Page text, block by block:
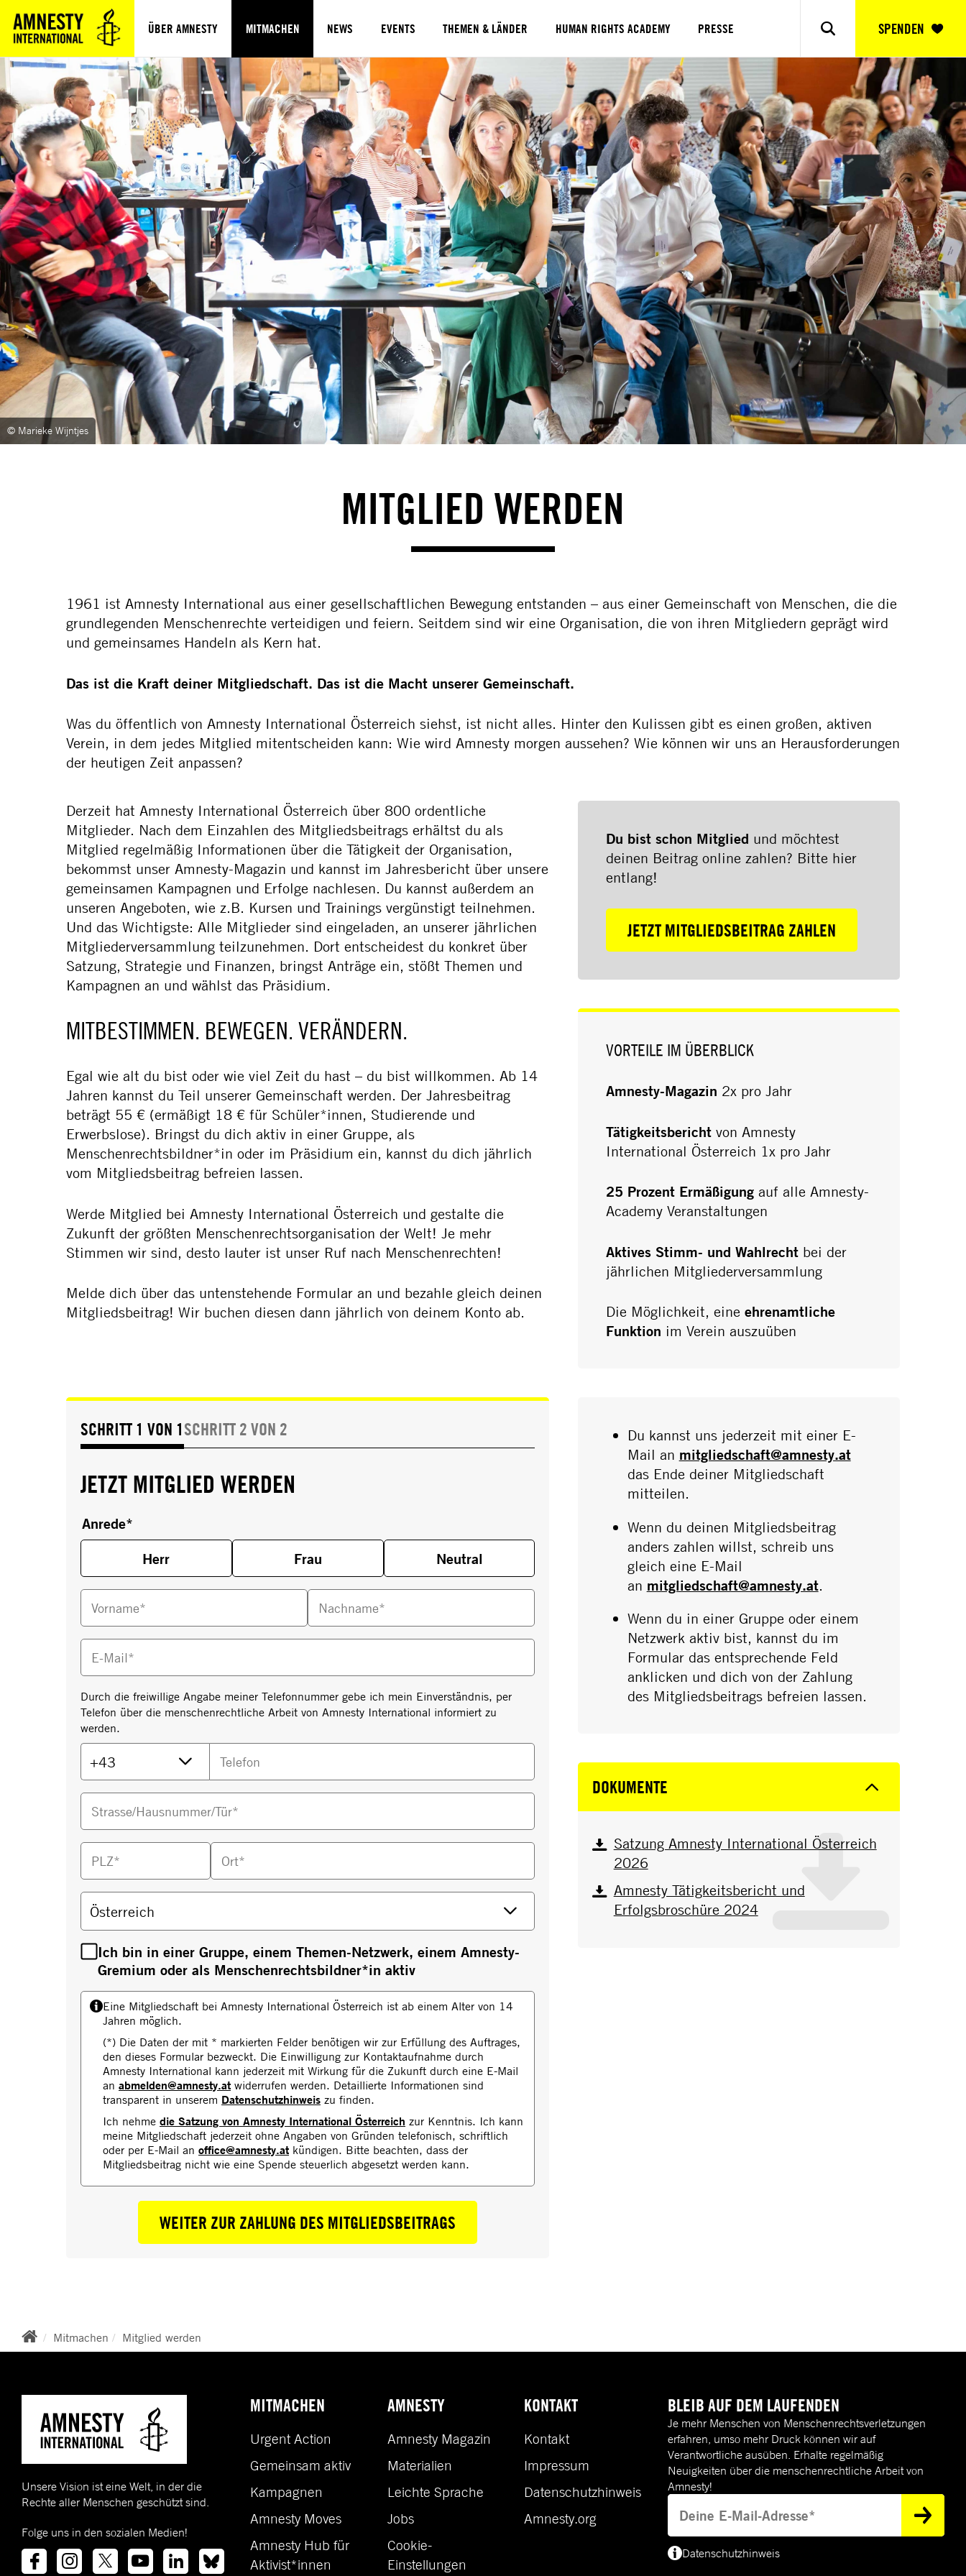
ÜBER AMNESTY MITMACHEN NEWS EVENTS THEMEN & LÄNDER HUMAN RIGHTS ACADEMY PRESSE SPENDEN
© Marieke Wijntjes
MITGLIED WERDEN
1961 ist Amnesty International aus einer gesellschaftlichen Bewegung entstanden – aus einer Gemeinschaft von Menschen, die die
grundlegenden Menschenrechte verteidigen und feiern. Seitdem sind wir eine Organisation, die von ihren Mitgliedern geprägt wird
und gemeinsames Handeln als Kern hat.
Das ist die Kraft deiner Mitgliedschaft. Das ist die Macht unserer Gemeinschaft.
Was du öffentlich von Amnesty International Österreich siehst, ist nicht alles. Hinter den Kulissen gibt es einen großen, aktiven
Verein, in dem jedes Mitglied mitentscheiden kann: Wie wird Amnesty morgen aussehen? Wie können wir uns an Herausforderungen
der heutigen Zeit anpassen?
Derzeit hat Amnesty International Österreich über 800 ordentliche
Mitglieder. Nach dem Einzahlen des Mitgliedsbeitrags erhältst du als
Mitglied regelmäßig Informationen über die Tätigkeit der Organisation,
bekommst unser Amnesty-Magazin und kannst im Jahresbericht über unsere
gemeinsamen Kampagnen und Erfolge nachlesen. Du kannst außerdem an
unseren Angeboten, wie z.B. Kursen und Trainings vergünstigt teilnehmen.
Und das Wichtigste: Alle Mitglieder sind eingeladen, an unserer jährlichen
Mitgliederversammlung teilzunehmen. Dort entscheidest du konkret über
Satzung, Strategie und Finanzen, bringst Anträge ein, stößt Themen und
Kampagnen an und wählst das Präsidium.
MITBESTIMMEN. BEWEGEN. VERÄNDERN.
Egal wie alt du bist oder wie viel Zeit du hast – du bist willkommen. Ab 14
Jahren kannst du Teil unserer Gemeinschaft werden. Der Jahresbeitrag
beträgt 55 € (ermäßigt 18 € für Schüler*innen, Studierende und
Erwerbslose). Bringst du dich aktiv in einer Gruppe, als
Menschenrechtsbildner*in oder im Präsidium ein, kannst du dich jährlich
vom Mitgliedsbeitrag befreien lassen.
Werde Mitglied bei Amnesty International Österreich und gestalte die
Zukunft der größten Menschenrechtsorganisation der Welt! Je mehr
Stimmen wir sind, desto lauter ist unser Ruf nach Menschenrechten!
Melde dich über das untenstehende Formular an und bezahle gleich deinen
Mitgliedsbeitrag! Wir buchen diesen dann jährlich von deinem Konto ab.
Du bist schon Mitglied und möchtest
deinen Beitrag online zahlen? Bitte hier
entlang!
JETZT MITGLIEDSBEITRAG ZAHLEN
VORTEILE IM ÜBERBLICK
Amnesty-Magazin 2x pro Jahr
Tätigkeitsberichtvon Amnesty
International Österreich 1x pro Jahr
25 Prozent Ermäßigungauf alle Amnesty-
Academy Veranstaltungen
Aktives Stimm- und Wahlrechtbei der
jährlichen Mitgliederversammlung
Die Möglichkeit, eine ehrenamtliche
Funktion im Verein auszuüben
SCHRITT 1 VON 1SCHRITT 2 VON 2
JETZT MITGLIED WERDEN
Anrede*
Herr
Frau Neutral
Vorname* Nachname*
E-Mail*
Durch die freiwillige Angabe meiner Telefonnummer gebe ich mein Einverständnis, per
Telefon über die menschenrechtliche Arbeit von Amnesty International informiert zu
werden.
Telefon
Strasse/Hausnummer/Tür*
PLZ* Ort*
Ich bin in einer Gruppe, einem Themen-Netzwerk, einem Amnesty-
Gremium oder als Menschenrechtsbildner*in aktiv
Eine Mitgliedschaft bei Amnesty International Österreich ist ab einem Alter von 14
Jahren möglich.
(*) Die Daten der mit * markierten Felder benötigen wir zur Erfüllung des Auftrages,
den dieses Formular bezweckt. Die Einwilligung zur Kontaktaufnahme durch
Amnesty International kann jederzeit mit Wirkung für die Zukunft durch eine E-Mail
an abmelden@amnesty.at widerrufen werden. Detaillierte Informationen sind
transparent in unserem Datenschutzhinweis zu finden.
Ich nehme die Satzung von Amnesty International Österreich zur Kenntnis. Ich kann
meine Mitgliedschaft jederzeit ohne Angaben von Gründen telefonisch, schriftlich
oder per E-Mail an office@amnesty.at kündigen. Bitte beachten, dass der
Mitgliedsbeitrag nicht wie eine Spende steuerlich abgesetzt werden kann.
WEITER ZUR ZAHLUNG DES MITGLIEDSBEITRAGS
Du kannst uns jederzeit mit einer E-
Mail an mitgliedschaft@amnesty.at
das Ende deiner Mitgliedschaft
mitteilen.
Wenn du deinen Mitgliedsbeitrag
anders zahlen willst, schreib uns
gleich eine E-Mail
an mitgliedschaft@amnesty.at.
Wenn du in einer Gruppe oder einem
Netzwerk aktiv bist, kannst du im
Formular das entsprechende Feld
anklicken und dich von der Zahlung
des Mitgliedsbeitrags befreien lassen.
DOKUMENTE
Satzung Amnesty International Österreich
2026
Amnesty Tätigkeitsbericht und
Erfolgsbroschüre 2024
BREADCRUMB
Mitmachen Mitglied werden
Unsere Vision ist eine Welt, in der die
Rechte aller Menschen geschützt sind.
Folge uns in den sozialen Medien!
MITMACHEN
Urgent Action
Gemeinsam aktiv
Kampagnen
Amnesty Moves
Amnesty Hub für
Aktivist*innen
AMNESTY
Amnesty Magazin
Materialien
Leichte Sprache
Jobs
Cookie-
Einstellungen
KONTAKT
Kontakt
Impressum
Datenschutzhinweis
Amnesty.org
BLEIB AUF DEM LAUFENDEN
Je mehr Menschen von Menschenrechtsverletzungen
erfahren, umso mehr Druck können wir auf
Verantwortliche ausüben. Erhalte regelmäßig
Neuigkeiten über die menschenrechtliche Arbeit von
Amnesty!
Datenschutzhinweis